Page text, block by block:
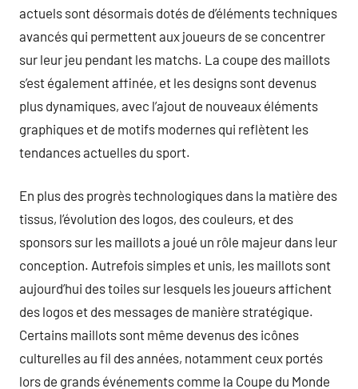
actuels sont désormais dotés de d’éléments techniques
avancés qui permettent aux joueurs de se concentrer
sur leur jeu pendant les matchs. La coupe des maillots
s’est également affinée, et les designs sont devenus
plus dynamiques, avec l’ajout de nouveaux éléments
graphiques et de motifs modernes qui reflètent les
tendances actuelles du sport.
En plus des progrès technologiques dans la matière des
tissus, l’évolution des logos, des couleurs, et des
sponsors sur les maillots a joué un rôle majeur dans leur
conception. Autrefois simples et unis, les maillots sont
aujourd’hui des toiles sur lesquels les joueurs affichent
des logos et des messages de manière stratégique.
Certains maillots sont même devenus des icônes
culturelles au fil des années, notamment ceux portés
lors de grands événements comme la Coupe du Monde